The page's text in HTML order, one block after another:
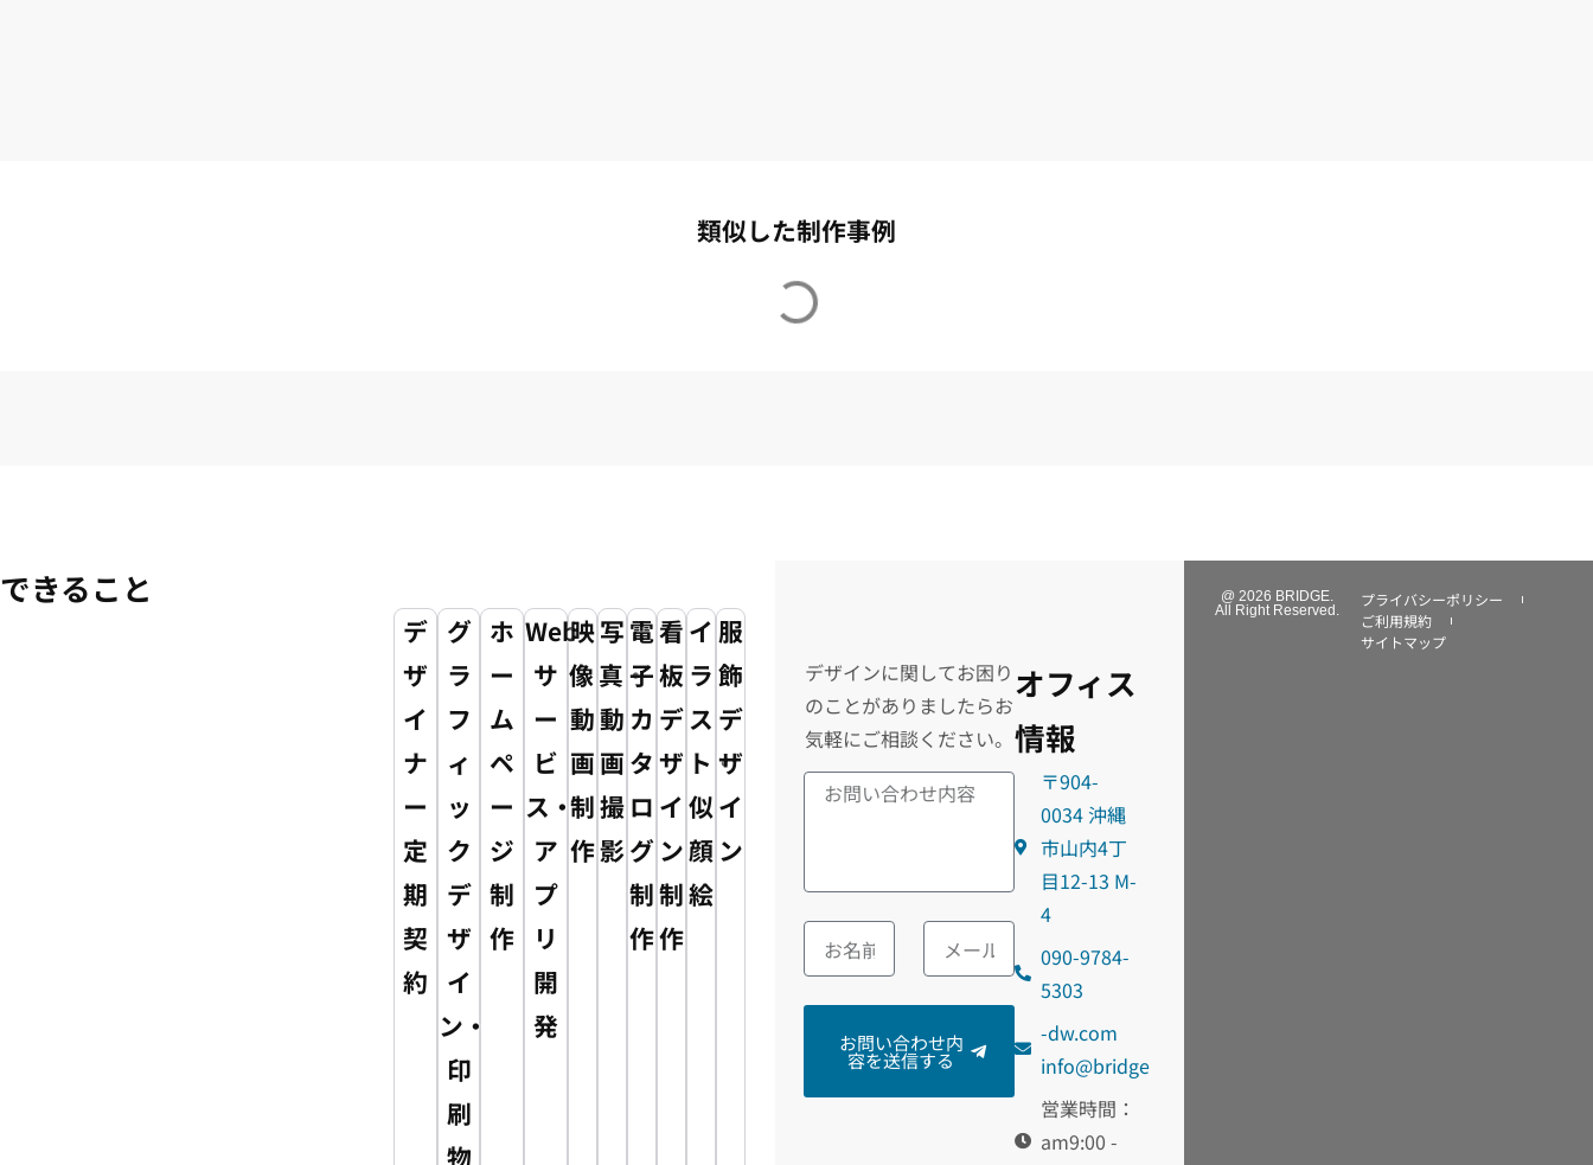
類似した制作事例
できること
デ
ザ
イ
ナ
ー
定
期
契
約
グ
ラ
フ
ィ
ッ
ク
デ
ザ
イ
ン・
印
刷
物
ホ
ー
ム
ペ
ー
ジ
制
作
Web
サ
ー
ビ
ス・
ア
プ
リ
開
発
映
像・
動
画
制
作
写
真・
動
画
撮
影
電
子
カ
タ
ロ
グ
制
作
看
板
デ
ザ
イ
ン
制
作
イ
ラ
ス
ト・
似
顔
絵
服
飾
デ
ザ
イ
ン
デザインに関してお困り
のことがありましたらお
気軽にご相談ください。
お問い合わせ内
容を送信する
オフィス
情報
〒904-
0034 沖縄
市山内4丁
目12-13 M-
4
090-9784-
5303
moc.wd-
egdirb
@ofni
営業時間：
am9:00 -
@ 2026 BRIDGE.
All Right Reserved.
プライバシーポリシー
ご利用規約
サイトマップ